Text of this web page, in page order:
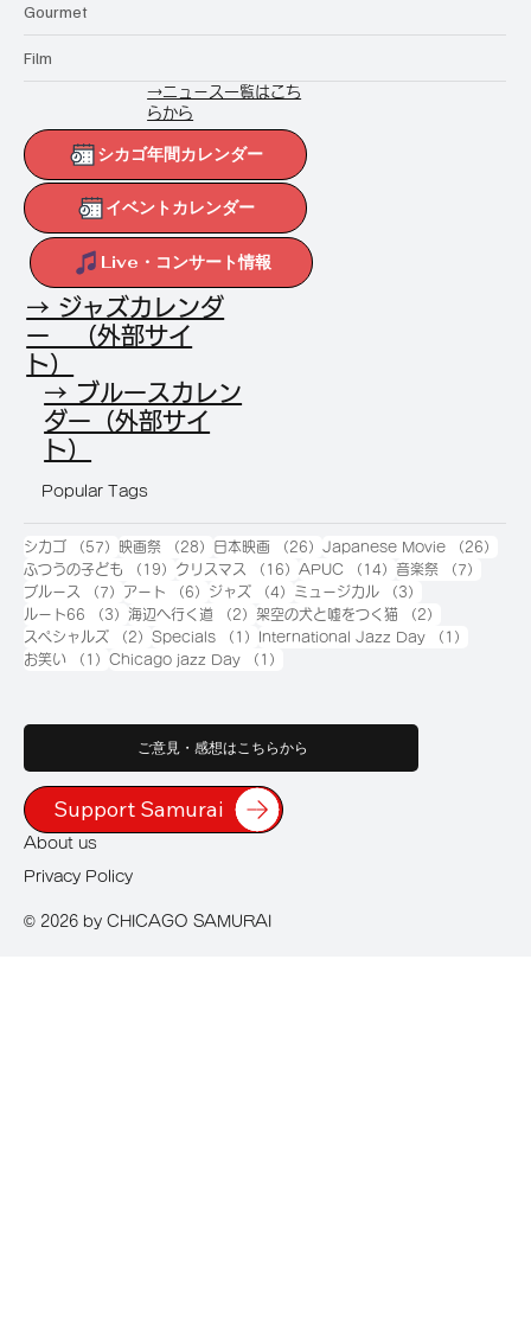
Gourmet
Film
→ニュース一覧はこち
らから
シカゴ年間カレンダー
イベントカレンダー
Live・コンサート情報
→ ジャズカレンダ
ー （外部サイ
ト）
→ ブルースカレン
ダー（外部サイ
ト）
Popular Tags
シカゴ （57） 57件の記事
映画祭 （28） 28件の記事
日本映画 （26） 26件の記事
Japanese Movie （26）
ふつうの子ども
（19） 19件の記事
クリスマス （16） 16件の記事
APUC （14） 14件の記事
音楽祭 （7）
ブルース
（7） 7件の記事
アート （6） 6件の記事
ジャズ （4） 4件の記事
ミュージカル （3）
ルート66
（3） 3件の記事
海辺へ行く道 （2） 2件の記事
架空の犬と嘘をつく猫 （2）
スペシャルズ
（2） 2件の記事
Specials （1） 1件の記事
International Jazz Day （1）
お笑い
（1） 1件の記事
Chicago jazz Day （1）
ご意見・感想はこちらから
About us
Privacy Policy
Support Samurai
© 2026 by CHICAGO SAMURAI